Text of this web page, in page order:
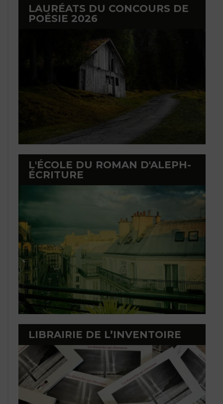
LAURÉATS DU CONCOURS DE
POÉSIE 2026
L'ÉCOLE DU ROMAN D'ALEPH-
ÉCRITURE
LIBRAIRIE DE L’INVENTOIRE